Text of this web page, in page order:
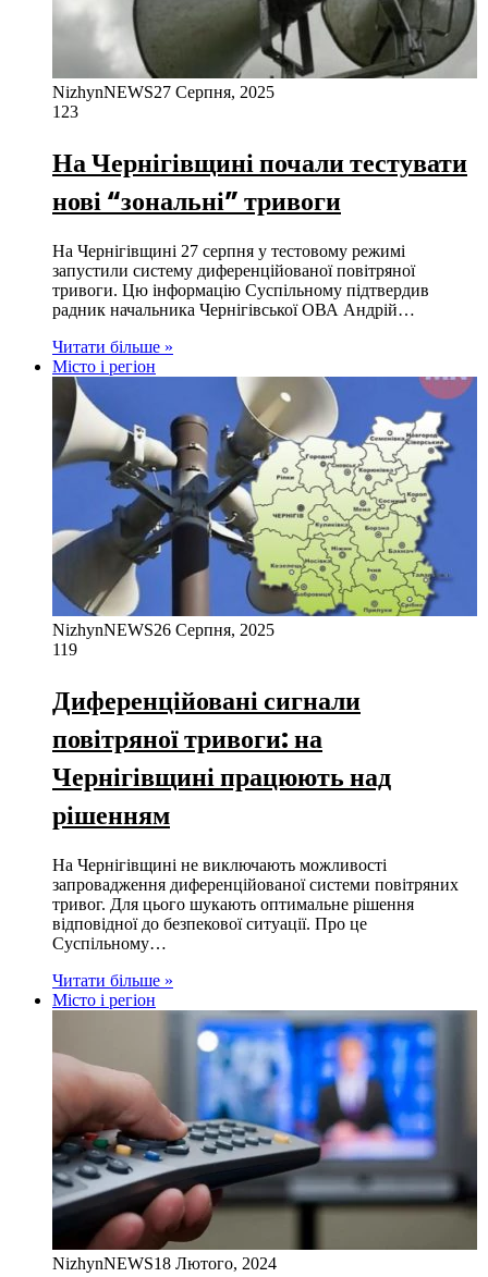
NizhynNEWS27 Серпня, 2025
123
На Чернігівщині почали тестувати
нові “зональні” тривоги
На Чернігівщині 27 серпня у тестовому режимі
запустили систему диференційованої повітряної
тривоги. Цю інформацію Суспільному підтвердив
радник начальника Чернігівської ОВА Андрій…
Читати більше »
Місто і регіон
NizhynNEWS26 Серпня, 2025
119
Диференційовані сигнали
повітряної тривоги: на
Чернігівщині працюють над
рішенням
На Чернігівщині не виключають можливості
запровадження диференційованої системи повітряних
тривог. Для цього шукають оптимальне рішення
відповідної до безпекової ситуації. Про це
Суспільному…
Читати більше »
Місто і регіон
NizhynNEWS18 Лютого, 2024